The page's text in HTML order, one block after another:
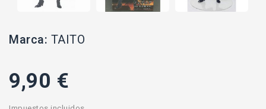
Marca: TAITO
9,90 €